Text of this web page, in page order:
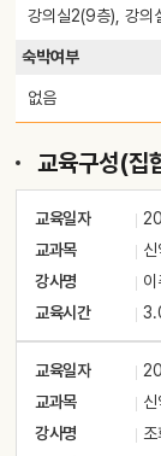
강의실2(9층), 강의
숙박여부
없음
교육구성(집
교육일자
교과목
강사명
이
교육시간
교육일자
교과목
강사명
조